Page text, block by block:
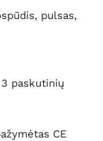
pulsas,
paskutinių
CE